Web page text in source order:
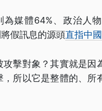
媒體64%、政治人
假訊息的源頭直指中國
擊對象？其實就是因
所以它是整體的、所